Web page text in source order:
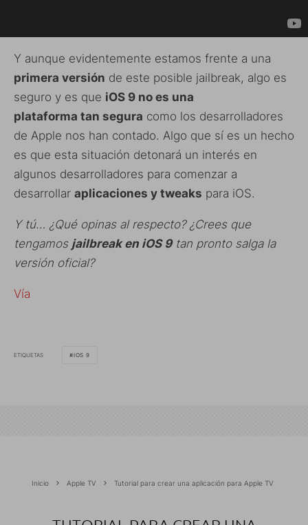
Y aunque evidentemente estamos frente a una
primera versión de este posible jailbreak, algo es
seguro y es que iOS 9 no es una
plataforma tan segura como los desarrolladores
de Apple nos han contado. Algo que sí es un hecho
es que esta situación detonará un interés en
algunos desarrolladores para comenzar a
desarrollar aplicaciones y tweaks para iOS.
Y tú… ¿Qué opinas al respecto? ¿Crees que
tengamos jailbreak en iOS 9tan pronto salga la
versión oficial?
Vía
ETIQUETAS IOS 9
Inicio Apple TV Tutorial para crear una aplicación para Apple TV